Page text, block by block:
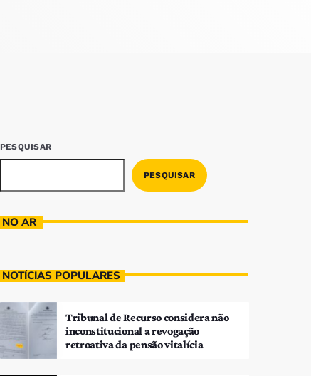
PESQUISAR
PESQUISAR
NO AR
NOTÍCIAS POPULARES
Tribunal de Recurso considera não
inconstitucional a revogação
retroativa da pensão vitalícia